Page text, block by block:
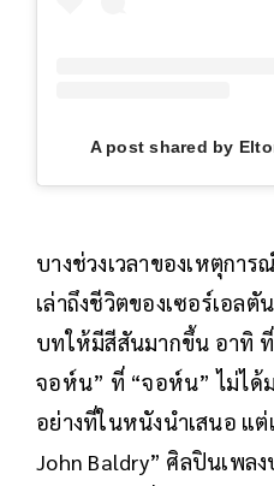
A post shared by
บางช่วงเวลาของเหตุการ
เล่าถึงชีวิตของเซอร์เอล
บทให้มีสีสันมากขึ้น อาทิ
จอห์น” ที่ “จอห์น” ไม่ได้
อย่างที่ในหนังนำเสนอ แต่
John Baldry” ศิลปินเพล